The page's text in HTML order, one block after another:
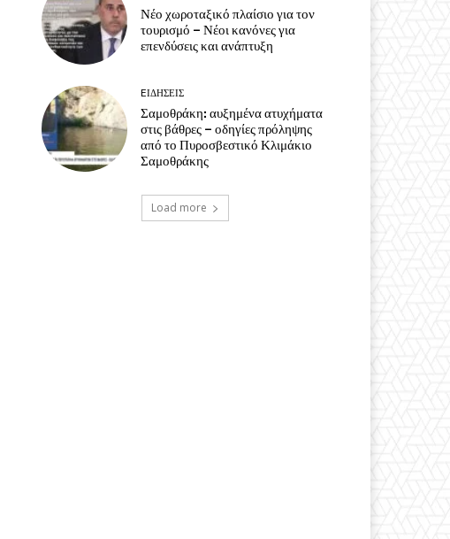
Νέο χωροταξικό πλαίσιο για τον
τουρισμό – Νέοι κανόνες για
επενδύσεις και ανάπτυξη
EΙΔΗΣΕΙΣ
Σαμοθράκη: αυξημένα ατυχήματα
στις βάθρες – οδηγίες πρόληψης
από το Πυροσβεστικό Κλιμάκιο
Σαμοθράκης
Load more